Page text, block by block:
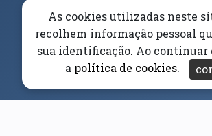
As cookies utilizadas neste
recolhem informação pessoal
sua identificação. Ao continuar
a política de cookies.